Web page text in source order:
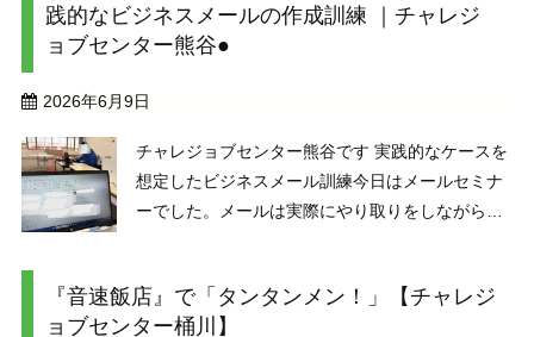
♪ ...
践的なビジネスメールの作成訓練 ｜チャレジ
ョブセンター熊谷●
2026年6月9日
チャレジョブセンター熊谷です 実践的なケースを
想定したビジネスメール訓練今日はメールセミナ
ーでした。メールは実際にやり取りをしながら進
想定した課題があるのでそれをやっていきます。
職員に ...
『音速飯店』で「タンタンメン！」【チャレジ
ョブセンター桶川】